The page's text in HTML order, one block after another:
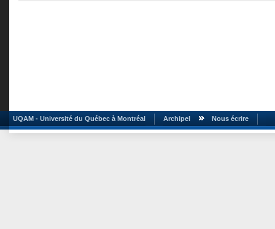
UQAM - Université du Québec à Montréal Archipel Nous écrire